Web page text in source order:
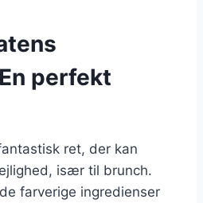
perfekt
ret, der kan
især til brunch.
farverige ingredienser